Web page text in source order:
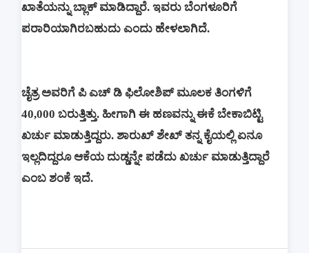
ಖಾತೆಯನ್ನು ಬ್ಲಾಕ್ ಮಾಡಿದ್ದಾರೆ. ಇವರು ಬೆಂಗಳೂರಿಗೆ
ಪರಾರಿಯಾಗಿರಬಹುದು ಎಂದು ಹೇಳಲಾಗಿದೆ.
ಚೈತ್ರ ಅವರಿಗೆ ಪಿ ಎಚ್ ಡಿ ಫಿಲೋಶಿಪ್ ಮೂಲಕ ತಿಂಗಳಿಗೆ
40,000 ಬರುತ್ತಿತ್ತು. ಹೀಗಾಗಿ ಈ ಹಣವನ್ನು ಈಕೆ ಬೇಕಾಬಿಟ್ಟಿ
ಖರ್ಚು ಮಾಡುತ್ತಿದ್ದರು. ಶಾರುಖ್ ಶೇಖ್ ತನ್ನ ಕೈಯಲ್ಲಿ ಏನೂ
ಇಲ್ಲದಿದ್ದರೂ ಆಕೆಯ ದುಡ್ಡನ್ನೇ ಪಡೆದು ಖರ್ಚು ಮಾಡುತ್ತಿದ್ದಾರೆ
ಎಂಬ ಶಂಕೆ ಇದೆ.